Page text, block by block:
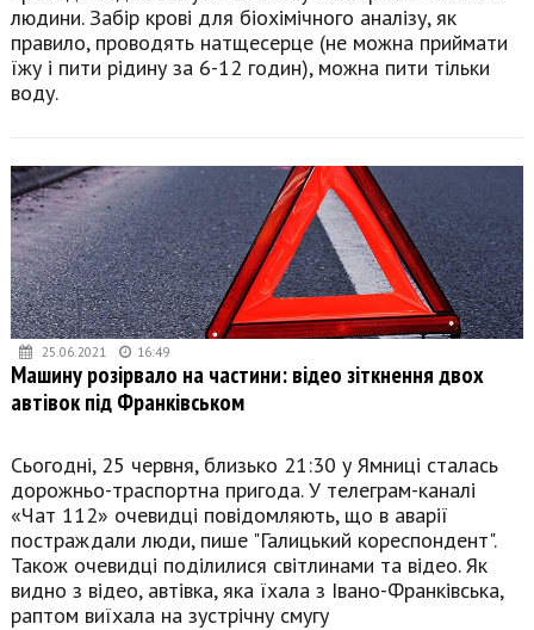
людини. Забір крові для біохімічного аналізу, як
правило, проводять натщесерце (не можна приймати
їжу і пити рідину за 6-12 годин), можна пити тільки
воду.
25.06.2021 16:49
Машину розірвало на частини: відео зіткнення двох
автівок під Франківськом
Сьогодні, 25 червня, близько 21:30 у Ямниці сталась
дорожньо-траспортна пригода. У телеграм-каналі
«Чат 112» очевидці повідомляють, що в аварії
постраждали люди, пише "Галицький кореспондент".
Також очевидці поділилися світлинами та відео. Як
видно з відео, автівка, яка їхала з Івано-Франківська,
раптом виїхала на зустрічну смугу